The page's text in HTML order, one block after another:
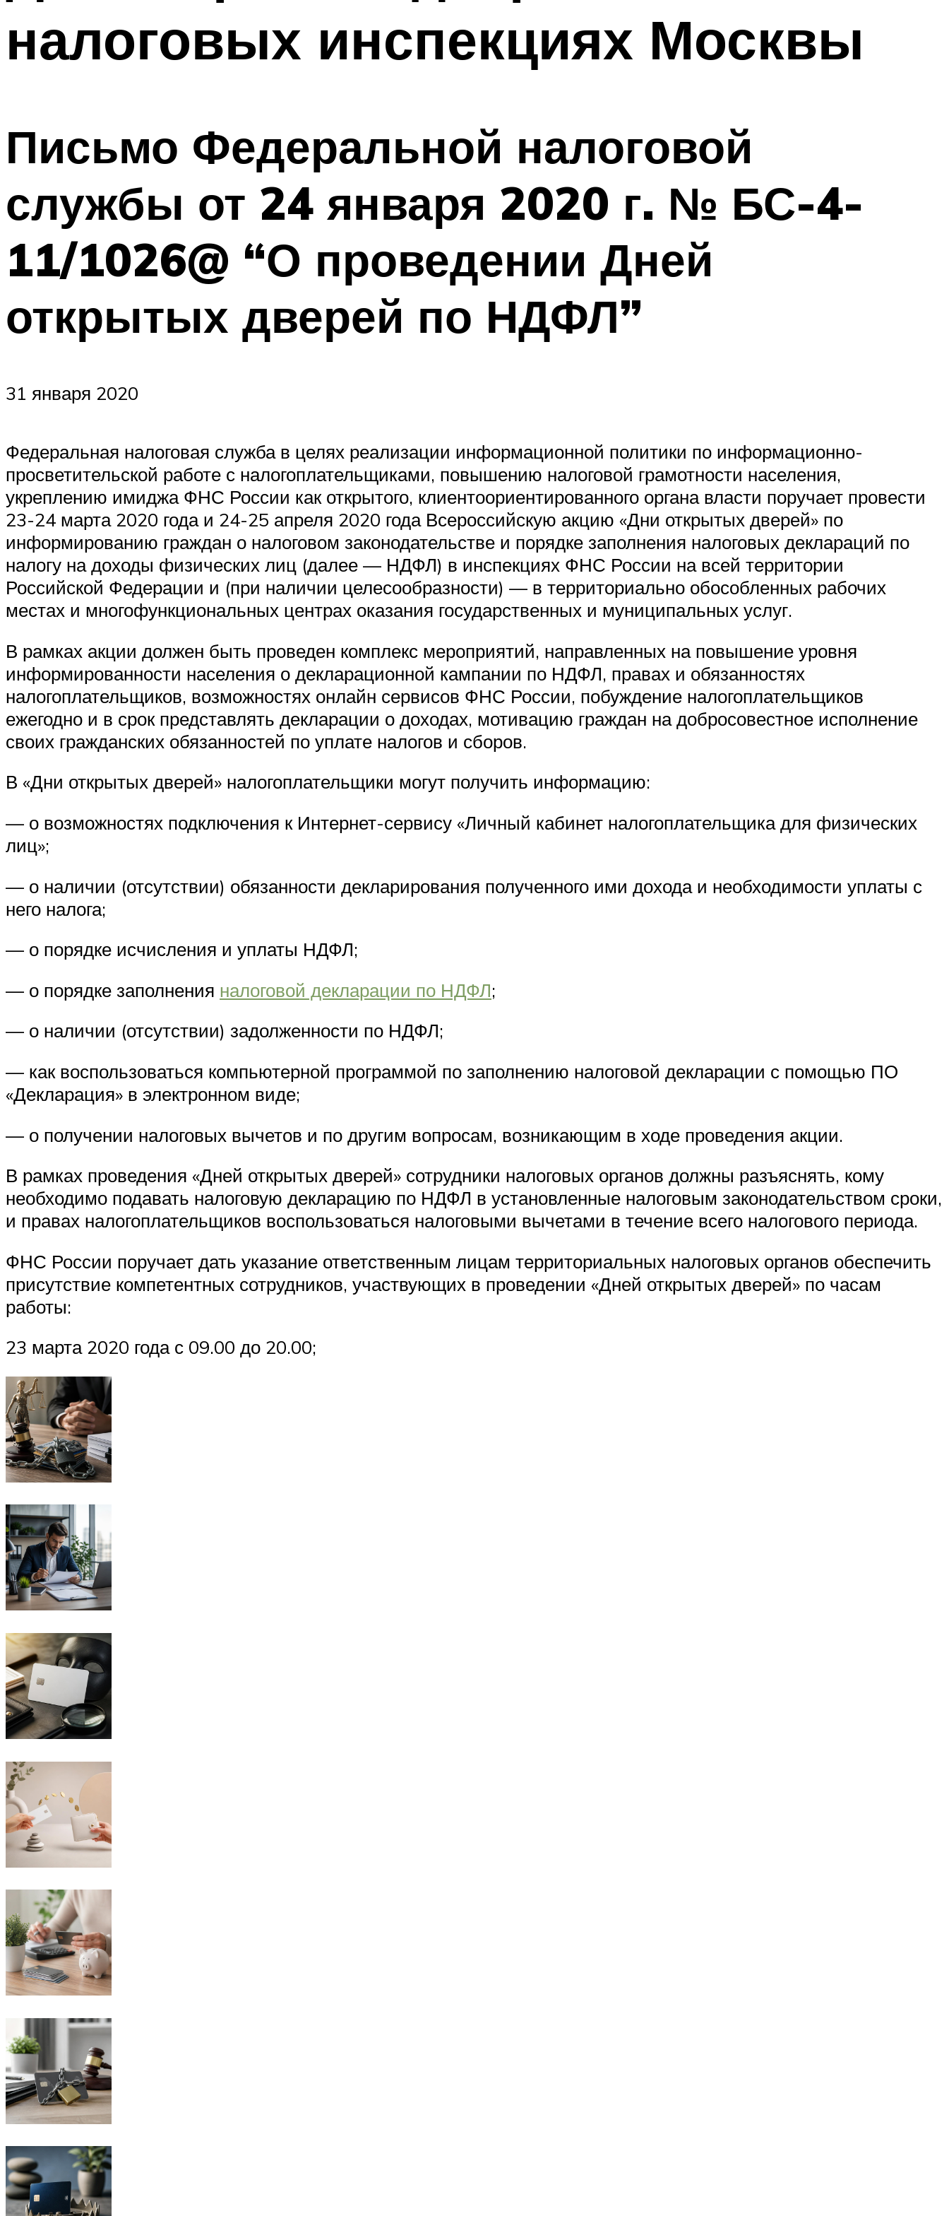
налоговых инспекциях Москвы
Письмо Федеральной налоговой
службы от 24 января 2020 г. № БС-4-
11/1026@ “О проведении Дней
открытых дверей по НДФЛ”
31 января 2020
Федеральная налоговая служба в целях реализации информационной политики по информационно-
просветительской работе с налогоплательщиками, повышению налоговой грамотности населения,
укреплению имиджа ФНС России как открытого, клиентоориентированного органа власти поручает провести
23-24 марта 2020 года и 24-25 апреля 2020 года Всероссийскую акцию «Дни открытых дверей» по
информированию граждан о налоговом законодательстве и порядке заполнения налоговых деклараций по
налогу на доходы физических лиц (далее — НДФЛ) в инспекциях ФНС России на всей территории
Российской Федерации и (при наличии целесообразности) — в территориально обособленных рабочих
местах и многофункциональных центрах оказания государственных и муниципальных услуг.
В рамках акции должен быть проведен комплекс мероприятий, направленных на повышение уровня
информированности населения о декларационной кампании по НДФЛ, правах и обязанностях
налогоплательщиков, возможностях онлайн сервисов ФНС России, побуждение налогоплательщиков
ежегодно и в срок представлять декларации о доходах, мотивацию граждан на добросовестное исполнение
своих гражданских обязанностей по уплате налогов и сборов.
В «Дни открытых дверей» налогоплательщики могут получить информацию:
— о возможностях подключения к Интернет-сервису «Личный кабинет налогоплательщика для физических
лиц»;
— о наличии (отсутствии) обязанности декларирования полученного ими дохода и необходимости уплаты с
него налога;
— о порядке исчисления и уплаты НДФЛ;
— о порядке заполнения налоговой декларации по НДФЛ;
— о наличии (отсутствии) задолженности по НДФЛ;
— как воспользоваться компьютерной программой по заполнению налоговой декларации с помощью ПО
«Декларация» в электронном виде;
— о получении налоговых вычетов и по другим вопросам, возникающим в ходе проведения акции.
В рамках проведения «Дней открытых дверей» сотрудники налоговых органов должны разъяснять, кому
необходимо подавать налоговую декларацию по НДФЛ в установленные налоговым законодательством сроки,
и правах налогоплательщиков воспользоваться налоговыми вычетами в течение всего налогового периода.
ФНС России поручает дать указание ответственным лицам территориальных налоговых органов обеспечить
присутствие компетентных сотрудников, участвующих в проведении «Дней открытых дверей» по часам
работы:
23 марта 2020 года с 09.00 до 20.00;